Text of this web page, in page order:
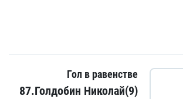
Гол в равенстве
87.Голдобин Николай(9)